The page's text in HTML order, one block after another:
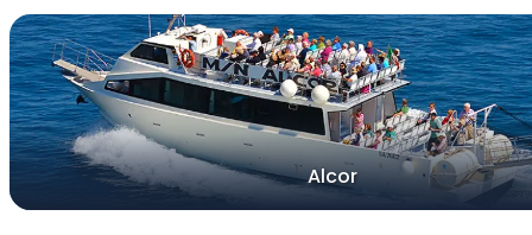
Alcor